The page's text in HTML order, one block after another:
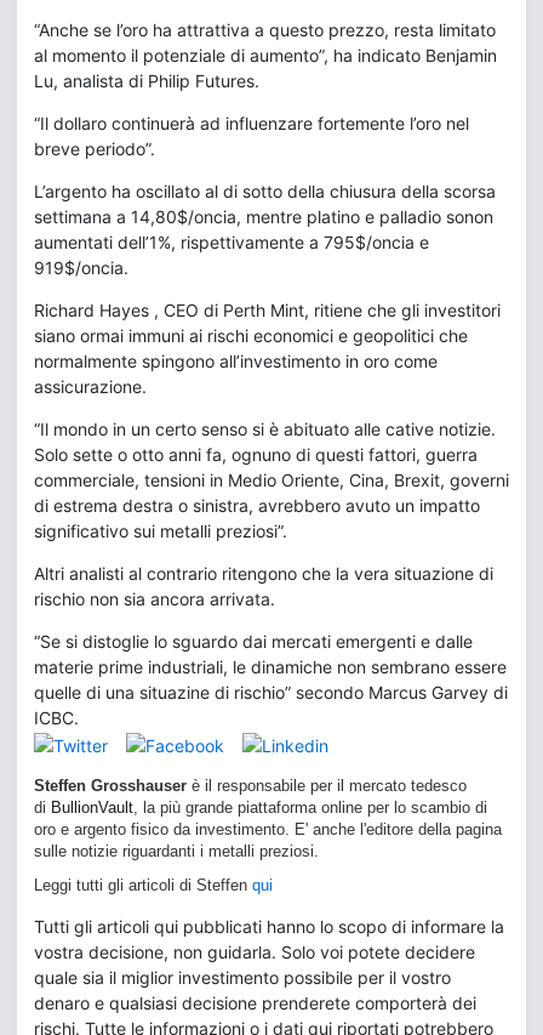
“Anche se l’oro ha attrattiva a questo prezzo, resta limitato
al momento il potenziale di aumento”, ha indicato Benjamin
Lu, analista di Philip Futures.
“Il dollaro continuerà ad influenzare fortemente l’oro nel
breve periodo”.
L’argento ha oscillato al di sotto della chiusura della scorsa
settimana a 14,80$/oncia, mentre platino e palladio sonon
aumentati dell’1%, rispettivamente a 795$/oncia e
919$/oncia.
Richard Hayes , CEO di Perth Mint, ritiene che gli investitori
siano ormai immuni ai rischi economici e geopolitici che
normalmente spingono all’investimento in oro come
assicurazione.
“Il mondo in un certo senso si è abituato alle cative notizie.
Solo sette o otto anni fa, ognuno di questi fattori, guerra
commerciale, tensioni in Medio Oriente, Cina, Brexit, governi
di estrema destra o sinistra, avrebbero avuto un impatto
significativo sui metalli preziosi”.
Altri analisti al contrario ritengono che la vera situazione di
rischio non sia ancora arrivata.
“Se si distoglie lo sguardo dai mercati emergenti e dalle
materie prime industriali, le dinamiche non sembrano essere
quelle di una situazine di rischio” secondo Marcus Garvey di
ICBC.
Steffen Grosshauser è il responsabile per il mercato tedesco
di BullionVault, la più grande piattaforma online per lo scambio di
oro e argento fisico da investimento. E' anche l'editore della pagina
sulle notizie riguardanti i metalli preziosi.
Leggi tutti gli articoli di Steffen qui
Tutti gli articoli qui pubblicati hanno lo scopo di informare la
vostra decisione, non guidarla. Solo voi potete decidere
quale sia il miglior investimento possibile per il vostro
denaro e qualsiasi decisione prenderete comporterà dei
rischi. Tutte le informazioni o i dati qui riportati potrebbero